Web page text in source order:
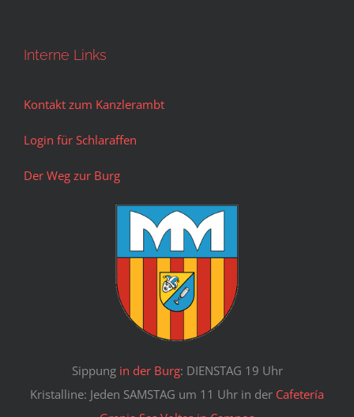
Interne Links
Kontakt zum Kanzlerambt
Login für Schlaraffen
Der Weg zur Burg
Sippung in der Burg: DIENSTAG 19 Uhr
Kristalline: Jeden SAMSTAG um 11 Uhr in der Cafetería